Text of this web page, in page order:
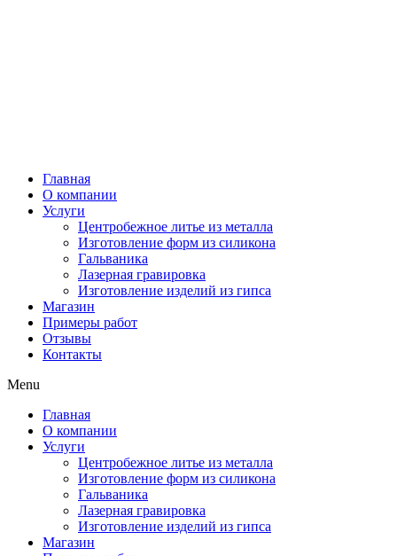
Главная
О компании
Услуги
Центробежное литье из металла
Изготовление форм из силикона
Гальваника
Лазерная гравировка
Изготовление изделий из гипса
Магазин
Примеры работ
Отзывы
Контакты
Menu
Главная
О компании
Услуги
Центробежное литье из металла
Изготовление форм из силикона
Гальваника
Лазерная гравировка
Изготовление изделий из гипса
Магазин